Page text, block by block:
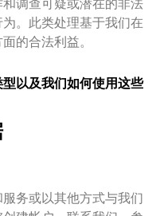
调查可疑或潜在的非法
。此类处理基于我们在
的合法利益。
以及我们如何使用这些
务或以其他方式与我们